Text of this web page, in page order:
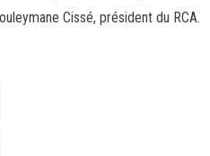
Cissé, président du RCA.